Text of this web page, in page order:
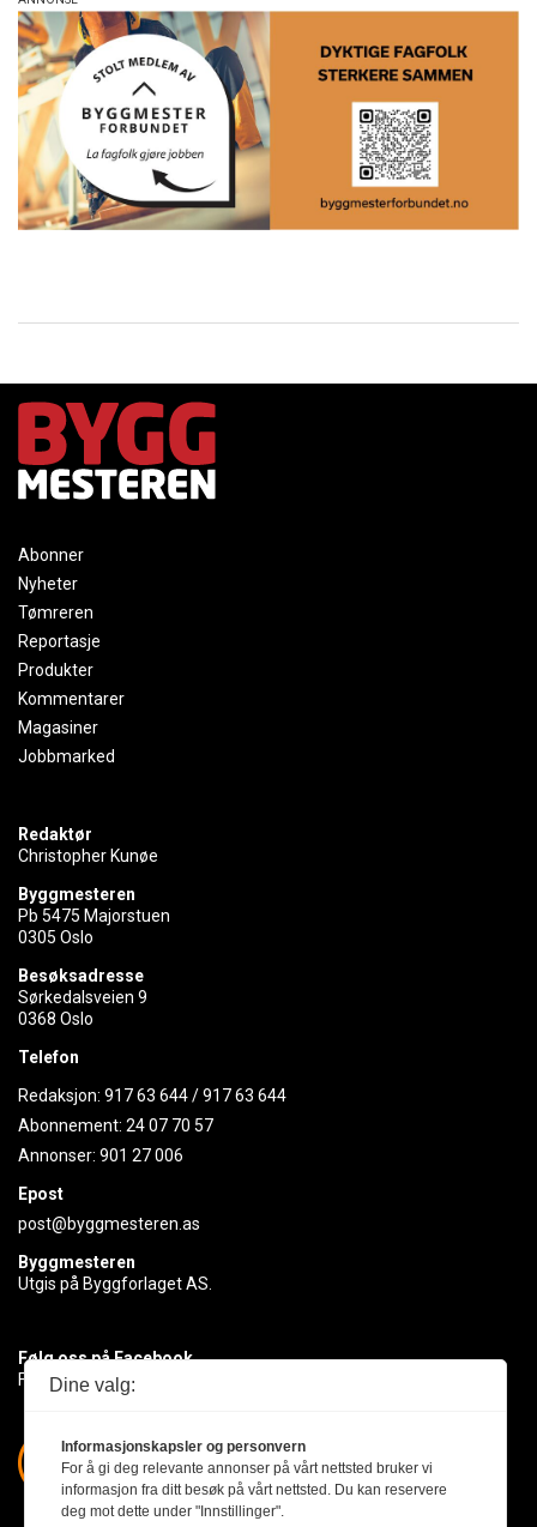
Abonner
Nyheter
Tømreren
Reportasje
Produkter
Kommentarer
Magasiner
Jobbmarked
Redaktør
Christopher Kunøe
Byggmesteren
Pb 5475 Majorstuen
0305 Oslo
Besøksadresse
Sørkedalsveien 9
0368 Oslo
Telefon
Redaksjon: 917 63 644/917 63 644
Abonnement: 24 07 70 57
Annonser: 901 27 006
Epost
post@byggmesteren.as
Byggmesteren
Utgis på Byggforlaget AS.
Følg oss på Facebook
Få med deg det siste innen byggebransjen
Dine valg:
Informasjonskapsler og personvern
For å gi deg relevante annonser på vårt nettsted bruker vi
informasjon fra ditt besøk på vårt nettsted. Du kan reservere
deg mot dette under "Innstillinger".